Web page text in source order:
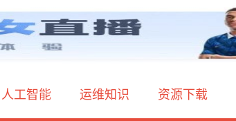
人工智能 运维知识 资源下载